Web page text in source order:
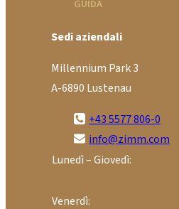
GUIDA
Sedi aziendali
Millennium Park 3
A-6890 Lustenau
+43 5577 806-0
info@zimm.com
Lunedì – Giovedì:
Venerdì: